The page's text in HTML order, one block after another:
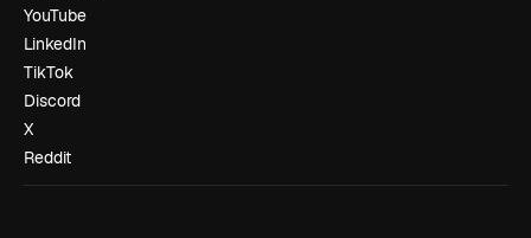
YouTube
LinkedIn
TikTok
Discord
X
Reddit